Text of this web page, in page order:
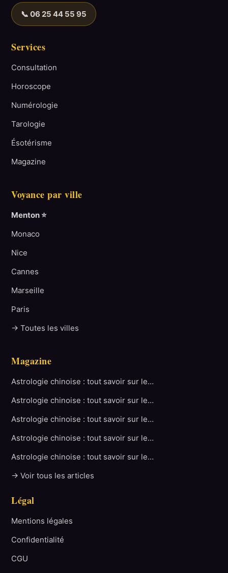
📞 06 25 44 55 95
Services
Consultation
Horoscope
Numérologie
Tarologie
Ésotérisme
Magazine
Voyance par ville
Menton ⭐
Monaco
Nice
Cannes
Marseille
Paris
→ Toutes les villes
Magazine
Astrologie chinoise : tout savoir sur le…
Astrologie chinoise : tout savoir sur le…
Astrologie chinoise : tout savoir sur le…
Astrologie chinoise : tout savoir sur le…
Astrologie chinoise : tout savoir sur le…
→ Voir tous les articles
Légal
Mentions légales
Confidentialité
CGU